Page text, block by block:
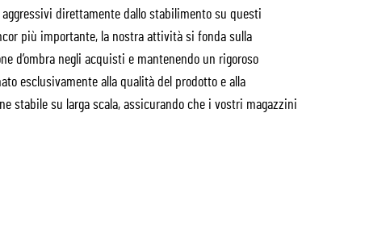
direttamente dallo stabilimento su questi
più importante, la nostra attività si fonda sulla
d’ombra negli acquisti e mantenendo un rigoroso
esclusivamente alla qualità del prodotto e alla
stabile su larga scala, assicurando che i vostri magazzini